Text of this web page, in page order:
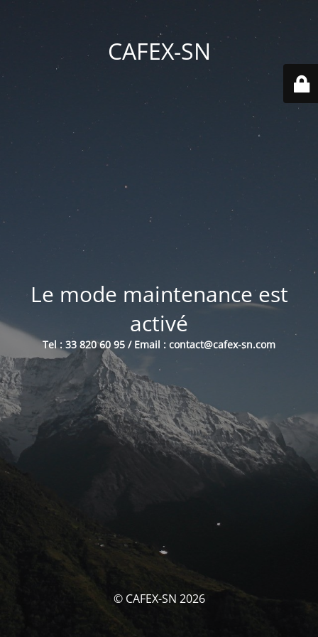
CAFEX-SN
Le mode maintenance est
activé
Tel : 33 820 60 95 / Email : contact@cafex-sn.com
© CAFEX-SN 2026